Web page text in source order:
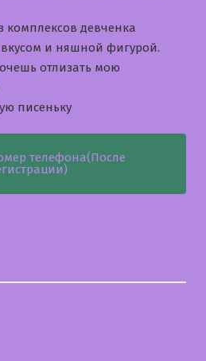
комплексов девченка
и няшной фигурой.
отлизать мою
писеньку
телефона(После